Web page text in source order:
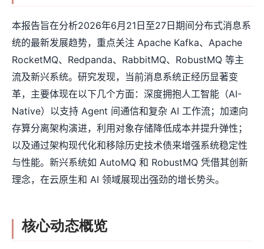
本报告旨在分析2026年6月21日至27日期间分布式消息系
统的最新发展趋势，重点关注 Apache Kafka、Apache
RocketMQ、Redpanda、RabbitMQ、RobustMQ 等主
流及新兴系统。研究发现，当前消息系统正经历显著变
革，主要体现在以下几个方面：深度拥抱人工智能（AI-
Native）以支持 Agent 间通信和复杂 AI 工作流；加速向
存算分离架构演进，利用对象存储降低成本并提升弹性；
以及通过架构现代化和移除历史技术债来增强系统稳定性
与性能。新兴系统如 AutoMQ 和 RobustMQ 凭借其创新
理念，在云原生和 AI 领域展现出强劲的增长势头。
核心动态概览